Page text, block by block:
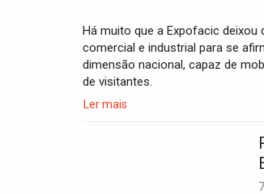
Há muito que a Expofacic deixou
comercial e industrial para se
dimensão nacional, capaz de
de visitantes.
Ler mais